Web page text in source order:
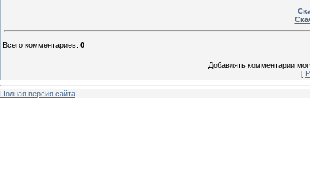
Всего комментариев: 0
Добавлять комментарии
[
Полная версия сайта